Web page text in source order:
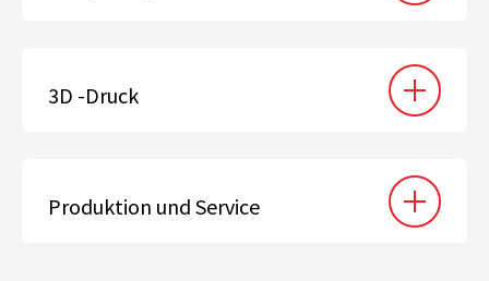
3D -Druck
Produktion und Service